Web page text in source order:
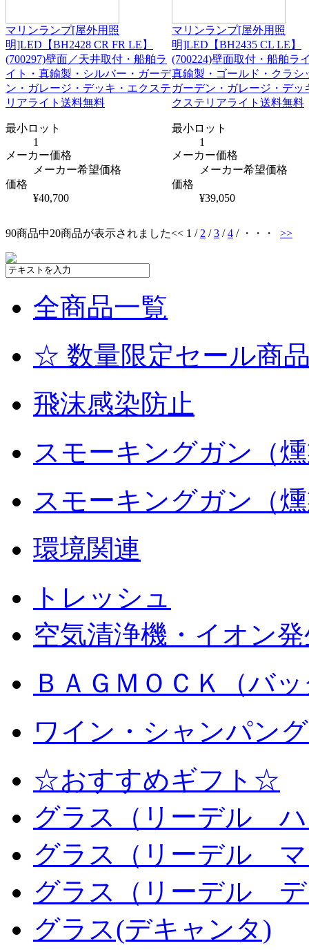
マリンランプ[屋外用照
明]LED【BH2428 CR FR LE】
(700297)壁面／天井取付・船舶ラ
イト・真鍮製・シルバー・ガーデ
ン・ガレージ・デッキ・エクステ
リアライト送料無料
マリンランプ[屋外用照
明]LED【BH2435 CL LE】
(700224)壁面取付・船舶ラ
真鍮製・ゴールド・クラシ
ガーデン・ガレージ・デッ
クステリアライト送料無料
最小ロット
1
メーカー価格
メーカー希望価格
価格
¥40,700
最小ロット
1
メーカー価格
メーカー希望価格
価格
¥39,050
90商品中20商品が表示されました<< 1 / 2 /3 /4 / ・・・ >>
全商品一覧
☆ 数量限定セール商
飛沫感染防止
スモーキングガン（
スモーキングガン（
環境関連
トレッシュ
空気清浄機・イオン
ＢＡＧＭＯＣＫ（バ
ワイン・シャンパン
☆おすすめギフト☆
グラス（リーデル
グラス（リーデル
グラス（リーデル
グラス(デキャンタ)